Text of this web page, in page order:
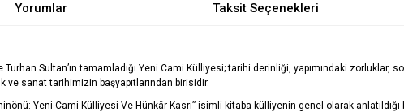
Yorumlar Taksit Seçenekleri
Turhan Sultan’ın tamamladığı Yeni Cami Külliyesi; tarihi derinliği, yapımındaki zorluklar,
sanat tarihimizin başyapıtlarından birisidir.
Yeni Cami Külliyesi Ve Hünkâr Kasrı” isimli kitaba külliyenin genel olarak